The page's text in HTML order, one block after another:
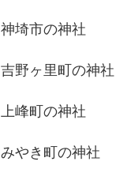
神埼市の神社
吉野ヶ里町の神社
上峰町の神社
みやき町の神社